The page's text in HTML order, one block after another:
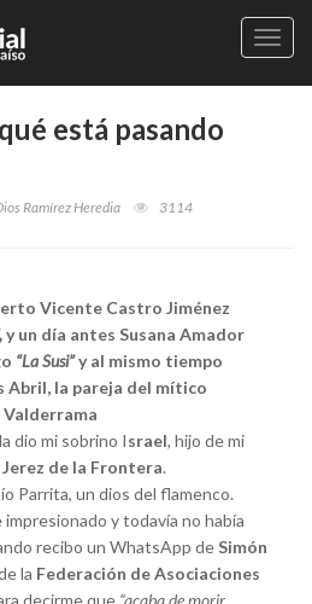
está pasando
Ramírez Heredia 3114
Vicente Castro Jiménez
y un día antes Susana Amador
“La Susi”y al mismo tiempo
Abril, la pareja del mítico
dio mi sobrino Israel, hijo de mi
Jerez de la Frontera.
Parrita, un dios del flamenco.
y todavía no había
recibo un WhatsApp deSimón
la Federación de Asociaciones